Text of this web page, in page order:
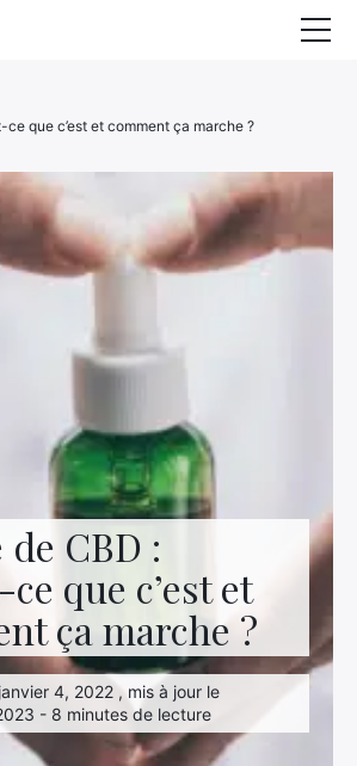
de CBD :
ce que c’est et
ça marche ?
4, 2022 , mis à jour le
- 8 minutes de lecture
ce que c’est et comment ça marche ?